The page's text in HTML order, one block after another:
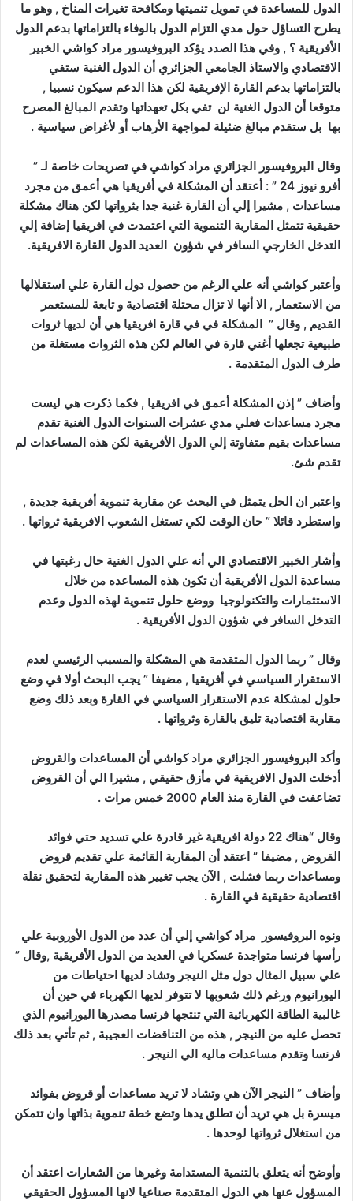
الدول للمساعدة في تمويل تنميتها ومكافحة تغيرات المناخ , وهو ما
يطرح التساؤل حول مدي التزام الدول بالوفاء بالتزاماتها بدعم الدول
الأفريقية ؟ , وفي هذا الصدد يؤكد البروفيسور مراد كواشي الخبير
الاقتصادي والاستاذ الجامعي الجزائري أن الدول الغنية ستفي
بالتزاماتها بدعم القارة الإفريقية لكن هذا الدعم سيكون نسبيا ,
متوقعا أن الدول الغنية لن تفي بكل تعهداتها وتقدم المبالغ المصرح
بها بل ستقدم مبالغ ضئيلة لمواجهة الأرهاب أو لأغراض سياسية .
وقال البروفيسور الجزائري مراد كواشي في تصريحات خاصة لـ ”
أفرو نيوز 24 ” : أعتقد أن المشكلة في أفريقيا هي أعمق من مجرد
مساعدات , مشيرا إلي أن القارة غنية جدا بثرواتها لكن هناك مشكلة
حقيقية تتمثل المقاربة التنموية التي اعتمدت في افريقيا إضافة إلي
التدخل الخارجي السافر في شؤون العديد الدول القارة الافريقية.
وأعتبر كواشي أنه علي الرغم من حصول دول القارة علي استقلالها
من الاستعمار , الا أنها لا تزال محتلة اقتصادية و تابعة للمستعمر
القديم , وقال ” المشكلة في في قارة افريقيا هي أن لديها ثروات
طبيعية تجعلها أغني قارة في العالم لكن هذه الثروات مستغلة من
طرف الدول المتقدمة .
وأضاف ” إذن المشكلة أعمق في افريقيا , فكما ذكرت هي ليست
مجرد مساعدات فعلي مدي عشرات السنوات الدول الغنية تقدم
مساعدات بقيم متفاوتة إلي الدول الأفريقية لكن هذه المساعدات لم
تقدم شئ.
واعتبر ان الحل يتمثل في البحث عن مقاربة تنموية أفريقية جديدة ,
واستطرد قائلا ” حان الوقت لكي تستغل الشعوب الافريقية ثرواتها .
وأشار الخبير الاقتصادي الي أنه علي الدول الغنية حال رغبتها في
مساعدة الدول الأفريقية أن تكون هذه المساعده من خلال
الاستثمارات والتكنولوجيا ووضع حلول تنموية لهذه الدول وعدم
التدخل السافر في شؤون الدول الأفريقية .
وقال ” ربما الدول المتقدمة هي المشكلة والمسبب الرئيسي لعدم
الاستقرار السياسي في أفريقيا , مضيفا ” يجب البحث أولا في وضع
حلول لمشكلة عدم الاستقرار السياسي في القارة وبعد ذلك وضع
مقاربة اقتصادية تليق بالقارة وثرواتها .
وأكد البروفيسور الجزائري مراد كواشي أن المساعدات والقروض
أدخلت الدول الافريقية في مأزق حقيقي , مشيرا الي أن القروض
تضاعفت في القارة منذ العام 2000 خمس مرات .
وقال “هناك 22 دولة افريقية غير قادرة علي تسديد حتي فوائد
القروض , مضيفا ” اعتقد أن المقاربة القائمة علي تقديم قروض
ومساعدات ربما فشلت , الآن يجب تغيير هذه المقاربة لتحقيق نقلة
اقتصادية حقيقية في القارة .
ونوه البروفيسور مراد كواشي إلي أن عدد من الدول الأوروبية علي
رأسها فرنسا متواجدة عسكريا في العديد من الدول الأفريقية ,وقال ”
علي سبيل المثال دول مثل النيجر وتشاد لديها احتياطات من
اليورانيوم ورغم ذلك شعوبها لا تتوفر لديها الكهرباء في حين أن
غالبية الطاقة الكهربائية التي تنتجها فرنسا مصدرها اليورانيوم الذي
تحصل عليه من النيجر , هذه من التناقضات العجيبة , ثم تأتي بعد ذلك
فرنسا وتقدم مساعدات ماليه الي النيجر .
وأضاف ” النيجر الآن هي وتشاد لا تريد مساعدات أو قروض بفوائد
ميسرة بل هي تريد أن تطلق يدها وتضع خطة تنموية بذاتها وان تتمكن
من استغلال ثرواتها لوحدها .
وأوضح أنه يتعلق بالتنمية المستدامة وغيرها من الشعارات اعتقد أن
المسؤول عنها هي الدول المتقدمة صناعيا لانها المسؤول الحقيقي